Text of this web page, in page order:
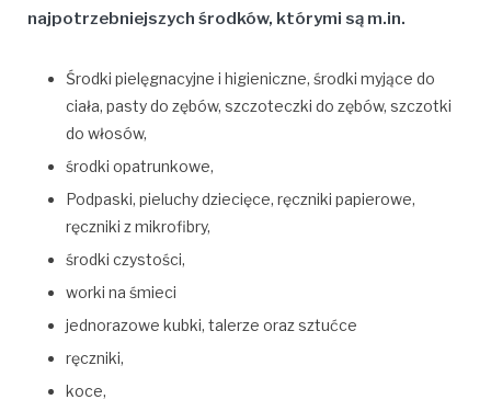
najpotrzebniejszych środków, którymi są m.in.
Środki pielęgnacyjne i higieniczne, środki myjące do
ciała, pasty do zębów, szczoteczki do zębów, szczotki
do włosów,
środki opatrunkowe,
Podpaski, pieluchy dziecięce, ręczniki papierowe,
ręczniki z mikrofibry,
środki czystości,
worki na śmieci
jednorazowe kubki, talerze oraz sztućce
ręczniki,
koce,